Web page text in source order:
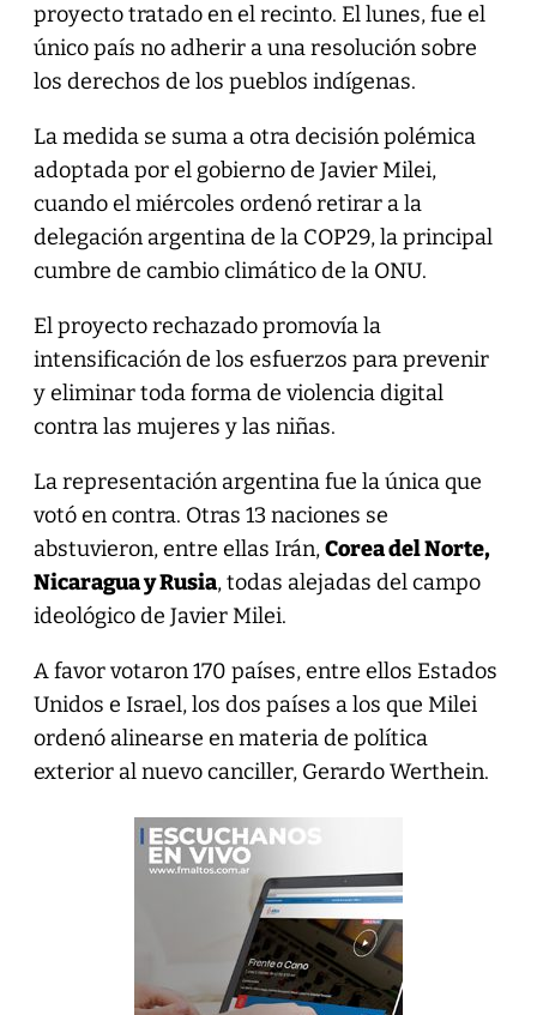
proyecto tratado en el recinto. El lunes, fue el
único país no adherir a una resolución sobre
los derechos de los pueblos indígenas.
La medida se suma a otra decisión polémica
adoptada por el gobierno de Javier Milei,
cuando el miércoles ordenó retirar a la
delegación argentina de la COP29, la principal
cumbre de cambio climático de la ONU.
El proyecto rechazado promovía la
intensificación de los esfuerzos para prevenir
y eliminar toda forma de violencia digital
contra las mujeres y las niñas.
La representación argentina fue la única que
votó en contra. Otras 13 naciones se
abstuvieron, entre ellas Irán,Corea del Norte,
Nicaragua y Rusia, todas alejadas del campo
ideológico de Javier Milei.
A favor votaron 170 países, entre ellos Estados
Unidos e Israel, los dos países a los que Milei
ordenó alinearse en materia de política
exterior al nuevo canciller, Gerardo Werthein.